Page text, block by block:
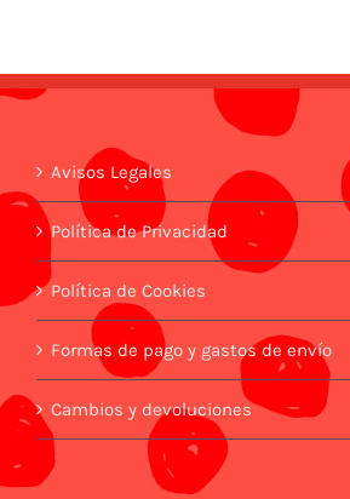
Avisos Legales
Política de Privacidad
Política de Cookies
Formas de pago y gastos de envío
Cambios y devoluciones